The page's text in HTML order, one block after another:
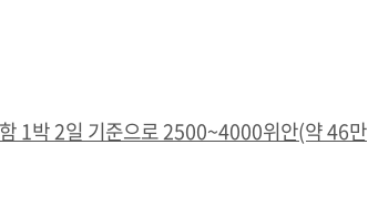
1박 2일 기준으로 2500~4000위안(약 46만